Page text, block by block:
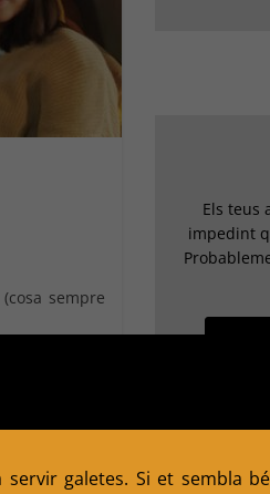
sempre
Nostres
Els teus
impedint
galetes. Si et sembla